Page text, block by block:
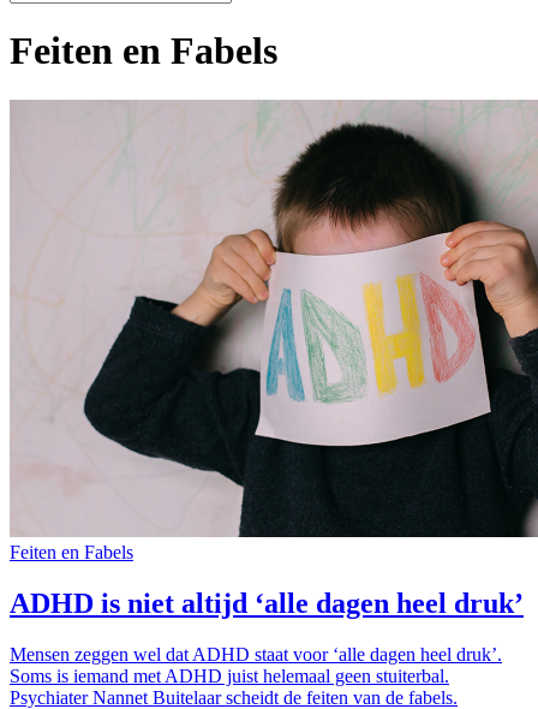
Feiten en Fabels
Feiten en Fabels
ADHD is niet altijd ‘alle dagen heel druk’
Mensen zeggen wel dat ADHD staat voor ‘alle dagen heel druk’.
Soms is iemand met ADHD juist helemaal geen stuiterbal.
Psychiater Nannet Buitelaar scheidt de feiten van de fabels.